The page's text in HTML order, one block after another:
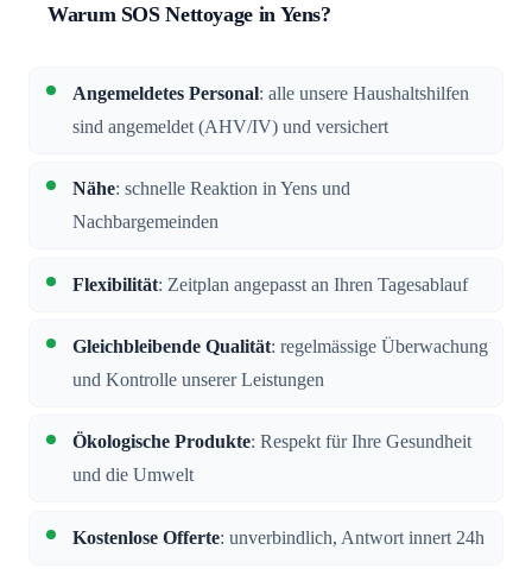
Warum SOS Nettoyage in Yens?
Angemeldetes Personal: alle unsere Haushaltshilfen
sind angemeldet (AHV/IV) und versichert
Nähe: schnelle Reaktion in Yens und
Nachbargemeinden
Flexibilität: Zeitplan angepasst an Ihren Tagesablauf
Gleichbleibende Qualität: regelmässige Überwachung
und Kontrolle unserer Leistungen
Ökologische Produkte: Respekt für Ihre Gesundheit
und die Umwelt
Kostenlose Offerte: unverbindlich, Antwort innert 24h